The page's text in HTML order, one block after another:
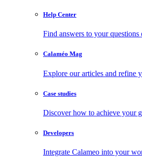
Help Center
Find answers to your
Calaméo Mag
Explore our articles and refine
Case studies
Discover how to achieve your
Developers
Integrate Calameo into your